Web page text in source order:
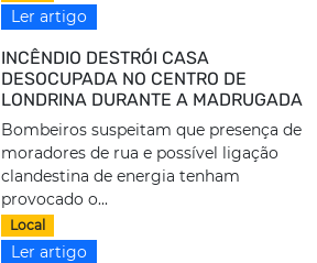
Ler artigo
INCÊNDIO DESTRÓI CASA
DESOCUPADA NO CENTRO DE
LONDRINA DURANTE A MADRUGADA
Bombeiros suspeitam que presença de
moradores de rua e possível ligação
clandestina de energia tenham
provocado o...
Local
Ler artigo